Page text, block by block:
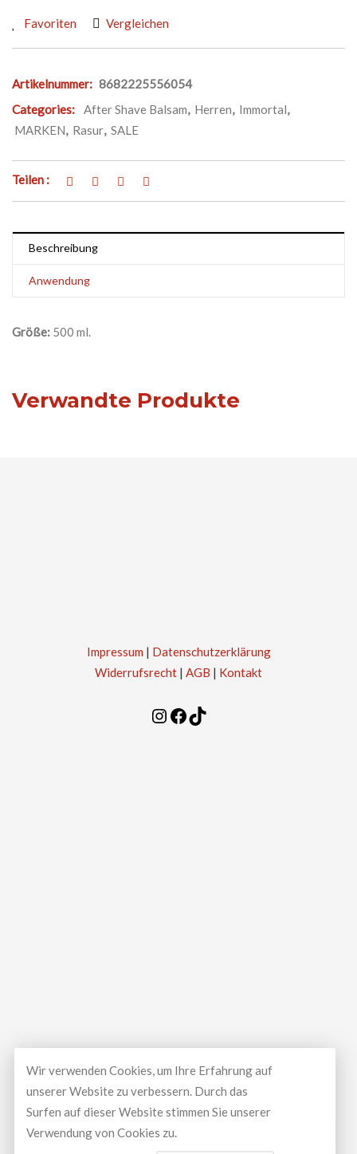
Favoriten Vergleichen
Artikelnummer: 8682225556054
Categories:
After Shave Balsam, Herren, Immortal,
MARKEN, Rasur, SALE
Teilen :
Beschreibung
Anwendung
Größe: 500 ml.
Verwandte Produkte
Impressum | Datenschutzerklärung
Widerrufsrecht | AGB | Kontakt
Instagram
Facebook
Wir verwenden Cookies, um Ihre Erfahrung auf
unserer Website zu verbessern. Durch das
Surfen auf dieser Website stimmen Sie unserer
Verwendung von Cookies zu.